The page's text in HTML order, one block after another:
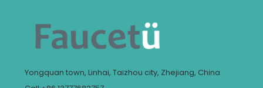
Yongquan town, Linhai, Taizhou city, Zhejiang, China